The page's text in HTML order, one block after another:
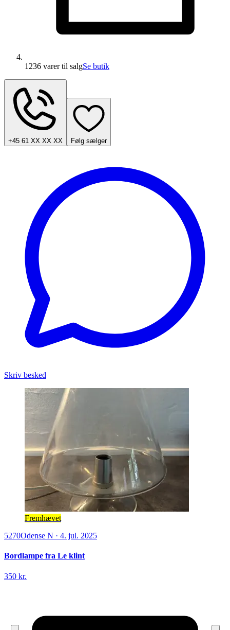
1236 varertil salgSe butik
+45 61 XX XX XX Følg sælger
Skriv besked
Fremhævet
5270Odense N · 4. jul. 2025
Bordlampe fra Le klint
350 kr.